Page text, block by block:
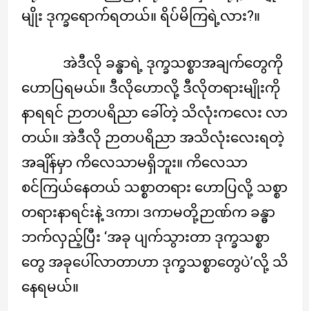
မျိုး ဒုက္ခရောက်ရတယ်။ ရိပ်မိကြရဲ့လား?။
အဲဒီလို ခန္ဓာရဲ့ ဒုက္ခသစ္စာအချက်တွေကို
ဟောပြရမယ်။ ဒီလိုဟောလို့ ဒီလိုတရားမျိုးကို
နာရရင် ဉာတပရိညာ ခေါ်တဲ့ သိလုံးကလေး လာ
တယ်။ အဲဒီလို ဉာတပရိညာ အသိလုံးလေးရတဲ့
အချိန်မှာ ကိလေသာမရှိဘူး။ ကိလေသာ
စင်ကြယ်နေတယ် သစ္စာတရား ဟောပြလို့ သစ္စာ
တရားနာရင်းနဲ့ ဒကာ၊ ဒကာမတို့ဉာဏ်က ခန္ဓာ
ဘက်လှည့်ပြီး ‘အခု ပျက်သွားတာ ဒုက္ခသစ္စာ
တွေ အခုပေါ်လာတာဟာ ဒုက္ခသစ္စာတွေပဲ’လို့ သိ
နေရမယ်။